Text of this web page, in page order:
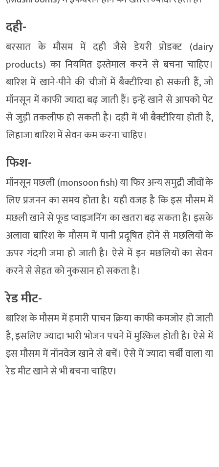
दही-
बरसात के मौसम में दही जैसे डेयरी प्रोडक्ट (dairy
products) का नियमित इस्तेमाल करने से बचना चाहिए।
बारिश में खाने-पीने की चीजों में बैक्टीरिया हो सकती हैं, जो
मॉनसून में काफी ज्यादा बढ़ जाती हैं। इन्हें खाने से आपको पेट
से जुड़ी तकलीफ हो सकती है। दही में भी बैक्टीरिया होती है,
लिहाजा बारिश में सेवन कम करना चाहिए।
फिश-
मॉनसून मछली (monsoon fish) या फिर अन्य समुद्री जीवों के
लिए प्रजनन का समय होता है। यही वजह है कि इस मौसम में
मछली खाने से फूड प्वाइजनिंग का खतरा बढ़ सकता है। इसके
अलावा बारिश के मौसम में पानी प्रदूषित होने से मछलियों के
ऊपर गंदगी जमा हो जाती है। ऐसे में इन मछलियों का सेवन
करने से सेहत को नुकसान हो सकता है।
रेड मीट-
बारिश के मौसम में हमारी पाचन क्रिया काफी कमजोर हो जाती
है, इसलिए ज्यादा भारी भोजन पचने में मुश्किल होती है। ऐसे में
इस मौसम में नॉनवेज खाने से बचें। ऐसे में ज्यादा चर्बी वाला या
रेड मीट खाने से भी बचना चाहिए।